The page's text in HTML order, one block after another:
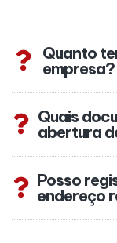
Quanto
empresa?
Quais
abertura
Posso
endereço